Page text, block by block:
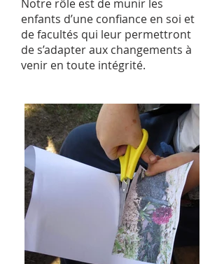
Notre rôle est de munir les
enfants d’une confiance en soi et
de facultés qui leur permettront
de s’adapter aux changements à
venir en toute intégrité.